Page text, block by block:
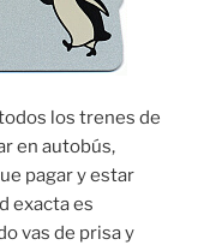
los trenes de
en autobús,
pagar y estar
exacta es
vas de prisa y